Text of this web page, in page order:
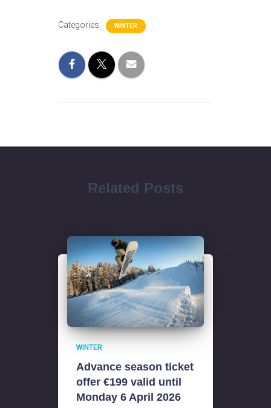
Categories: WINTER
Related Posts
WINTER
Advance season ticket
offer €199 valid until
Monday 6 April 2026